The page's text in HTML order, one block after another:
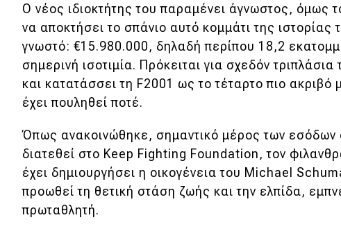
Χρηστικά
Συμβουλές
ΚΤΕΟ
Οδική βοήθεια
eDRIVE
DRIVE USED
Ο νέος ιδιοκτήτης του παραμένει άγνωστος, όμως
να αποκτήσει το σπάνιο αυτό κομμάτι της ιστορίας
γνωστό: €15.980.000, δηλαδή περίπου 18,2
σημερινή ισοτιμία. Πρόκειται για σχεδόν
και κατατάσσει τη F2001 ως το τέταρτο πιο
έχει πουληθεί ποτέ.
Όπως ανακοινώθηκε, σημαντικό μέρος των εσόδων
διατεθεί στο Keep Fighting Foundation, τον
έχει δημιουργήσει η οικογένεια του Michael
προωθεί τη θετική στάση ζωής και την ελπίδα,
πρωταθλητή.